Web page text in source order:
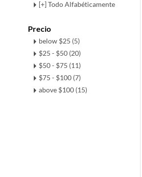
[+] Todo Alfabéticamente
Precio
below $25 (5)
$25 - $50 (20)
$50 - $75 (11)
$75 - $100 (7)
above $100 (15)